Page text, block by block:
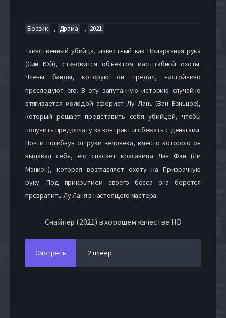
Боевик , Драма , 2021
Таинственный убийца, известный как Призрачная рука
(Син Юй), становится объектом масштабной охоты.
Члены банды, которую он предал, настойчиво
преследуют его. В эту запутанную историю случайно
втягивается молодой аферист Лу Лань (Ван Вэньцзе),
который решает представить себя убийцей, чтобы
получить предоплату за контракт и сбежать с деньгами.
Почти погибнув от руки человека, вместо которого он
выдавал себя, его спасает красавица Лэн Фэн (Ли
Мэнмэн), которая возглавляет охоту на Призрачную
руку. Под прикрытием своего босса она берется
превратить Лу Ланя в настоящего мастера.
Снайпер (2021) в хорошем качестве HD
Смотреть 2 плеер